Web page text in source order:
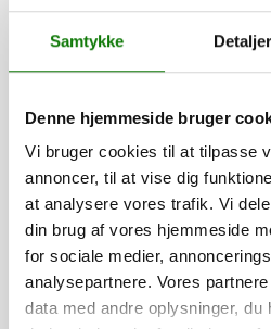
Samtykke Detaljer
Denne hjemmeside bruger
Vi bruger cookies til at tilpasse
annoncer, til at vise dig
at analysere vores trafik. Vi
din brug af vores hjemmeside
for sociale medier,
analysepartnere. Vores
data med andre oplysninger, du
*
Kilometer
Skriv
Hvad ønsker du?